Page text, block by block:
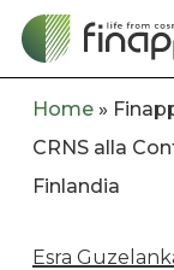
Skip
Home»
CRNS alla
Finlandia
Esra